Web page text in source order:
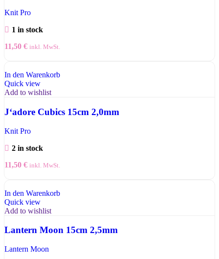
Knit Pro
1 in stock
11,50 € inkl. MwSt.
In den Warenkorb
Quick view
Add to wishlist
J‘adore Cubics 15cm 2,0mm
Knit Pro
2 in stock
11,50 € inkl. MwSt.
In den Warenkorb
Quick view
Add to wishlist
Lantern Moon 15cm 2,5mm
Lantern Moon